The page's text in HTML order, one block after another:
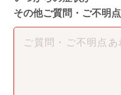
その他ご質問・ご不明点